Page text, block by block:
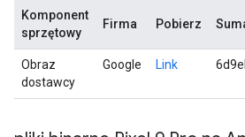
Komponent
sprzętowy
Firma Pobierz
Obraz
dostawcy
Google Link